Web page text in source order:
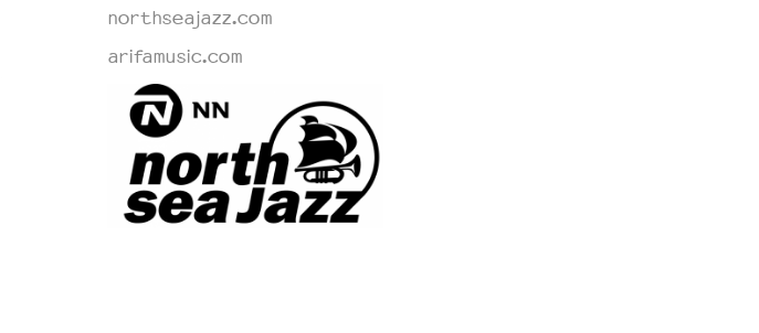
northseajazz.com
arifamusic.com